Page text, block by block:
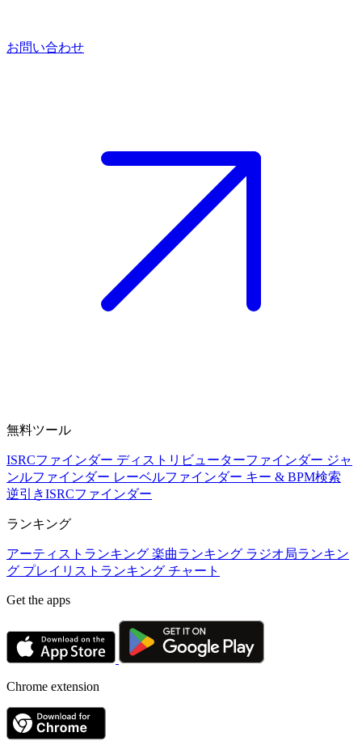
お問い合わせ
無料ツール
ISRCファインダー ディストリビューターファインダー ジャ
ンルファインダー レーベルファインダー キー & BPM検索
逆引きISRCファインダー
ランキング
アーティストランキング 楽曲ランキング ラジオ局ランキン
グ プレイリストランキング チャート
Get the apps
Chrome extension